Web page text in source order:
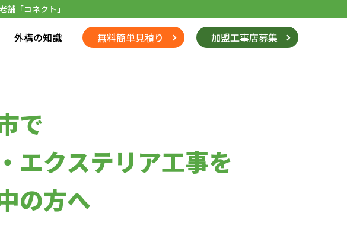
「コネクト」
外構の知識 無料簡単見積り 加盟工事店募集
で
エクステリア工事を
の方へ